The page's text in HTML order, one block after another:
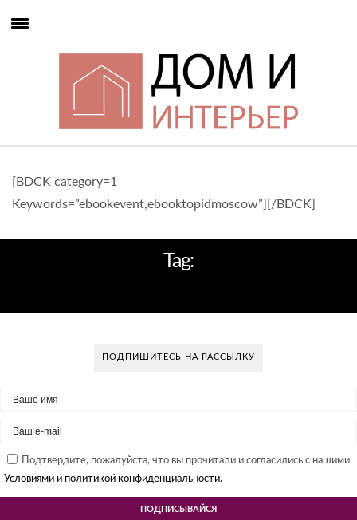
[BDCK category=1
Keywords=”ebookevent,ebooktopidmoscow”][/BDCK]
Tag:
ПОДПИШИТЕСЬ НА РАССЫЛКУ
Подтвердите, пожалуйста, что вы прочитали и согласились с нашими
Условиями и политикой конфиденциальности.